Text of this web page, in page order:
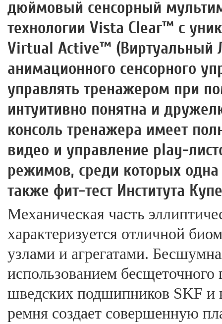
дюймовый сенсорный
технологии Vista Clear™ c
Virtual Active™ (Виртуальный
анимационного сенсорного
управлять тренажером при
интуитивно понятна и
консоль тренажера имеет
видео и управление play-
режимов, среди которых
также фит-тест Института
Механическая часть
характеризуется отличной
узлами и агрегатами.
использованием
шведских подшипников SKF и
ремня создает совершенную